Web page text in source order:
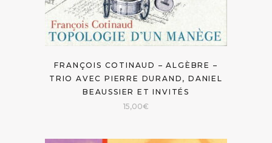
FRANÇOIS COTINAUD – ALGÈBRE –
TRIO AVEC PIERRE DURAND, DANIEL
BEAUSSIER ET INVITÉS
15,00€